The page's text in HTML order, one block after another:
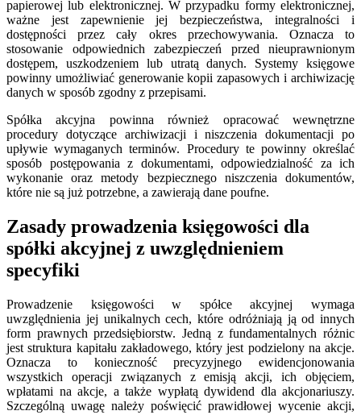
papierowej lub elektronicznej. W przypadku formy elektronicznej,
ważne jest zapewnienie jej bezpieczeństwa, integralności i
dostępności przez cały okres przechowywania. Oznacza to
stosowanie odpowiednich zabezpieczeń przed nieuprawnionym
dostępem, uszkodzeniem lub utratą danych. Systemy księgowe
powinny umożliwiać generowanie kopii zapasowych i archiwizację
danych w sposób zgodny z przepisami.
Spółka akcyjna powinna również opracować wewnętrzne
procedury dotyczące archiwizacji i niszczenia dokumentacji po
upływie wymaganych terminów. Procedury te powinny określać
sposób postępowania z dokumentami, odpowiedzialność za ich
wykonanie oraz metody bezpiecznego niszczenia dokumentów,
które nie są już potrzebne, a zawierają dane poufne.
Zasady prowadzenia księgowości dla
spółki akcyjnej z uwzględnieniem
specyfiki
Prowadzenie księgowości w spółce akcyjnej wymaga
uwzględnienia jej unikalnych cech, które odróżniają ją od innych
form prawnych przedsiębiorstw. Jedną z fundamentalnych różnic
jest struktura kapitału zakładowego, który jest podzielony na akcje.
Oznacza to konieczność precyzyjnego ewidencjonowania
wszystkich operacji związanych z emisją akcji, ich objęciem,
wpłatami na akcje, a także wypłatą dywidend dla akcjonariuszy.
Szczególną uwagę należy poświęcić prawidłowej wycenie akcji,